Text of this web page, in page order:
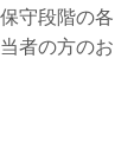
守段階の各
者の方のお